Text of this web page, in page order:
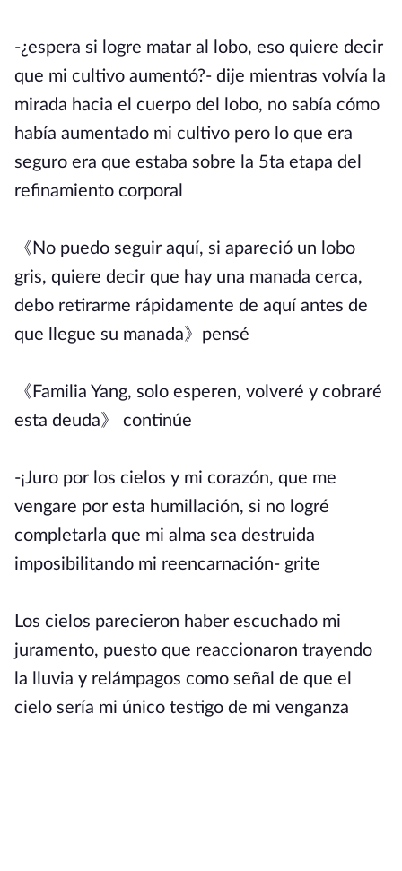
-¿espera si logre matar al lobo, eso quiere decir
que mi cultivo aumentó?- dije mientras volvía la
mirada hacia el cuerpo del lobo, no sabía cómo
había aumentado mi cultivo pero lo que era
seguro era que estaba sobre la 5ta etapa del
refinamiento corporal
《No puedo seguir aquí, si apareció un lobo
gris, quiere decir que hay una manada cerca,
debo retirarme rápidamente de aquí antes de
que llegue su manada》pensé
《Familia Yang, solo esperen, volveré y cobraré
esta deuda》 continúe
-¡Juro por los cielos y mi corazón, que me
vengare por esta humillación, si no logré
completarla que mi alma sea destruida
imposibilitando mi reencarnación- grite
Los cielos parecieron haber escuchado mi
juramento, puesto que reaccionaron trayendo
la lluvia y relámpagos como señal de que el
cielo sería mi único testigo de mi venganza